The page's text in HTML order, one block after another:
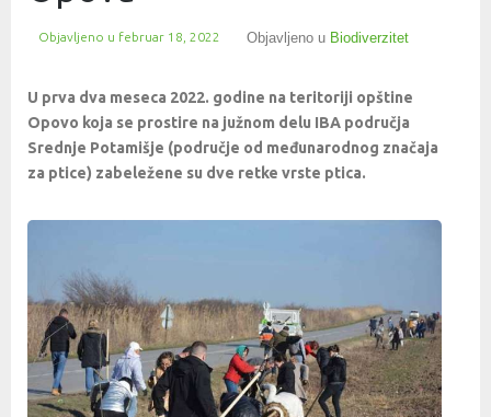
Objavljeno u februar 18, 2022 Objavljeno u Biodiverzitet
U prva dva meseca 2022. godine na teritoriji opštine
Opovo koja se prostire na južnom delu IBA područja
Srednje Potamišje (područje od međunarodnog značaja
za ptice) zabeležene su dve retke vrste ptica.